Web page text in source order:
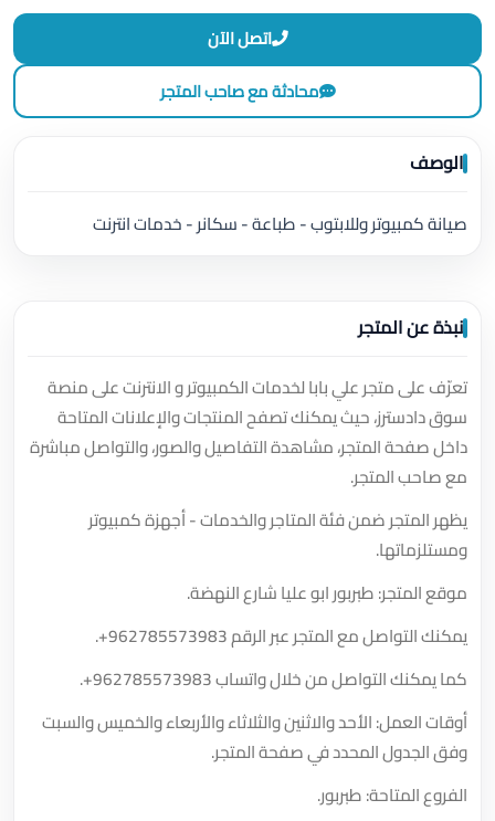
اتصل الآن
محادثة مع صاحب المتجر
الوصف
صيانة كمبيوتر وللابتوب - طباعة - سكانر - خدمات انترنت
نبذة عن المتجر
تعرّف على متجر علي بابا لخدمات الكمبيوتر و الانترنت على منصة
سوق دادسترز، حيث يمكنك تصفح المنتجات والإعلانات المتاحة
داخل صفحة المتجر، مشاهدة التفاصيل والصور، والتواصل مباشرة
مع صاحب المتجر.
يظهر المتجر ضمن فئة المتاجر والخدمات - أجهزة كمبيوتر
ومستلزماتها.
موقع المتجر: طبربور ابو عليا شارع النهضة.
يمكنك التواصل مع المتجر عبر الرقم+962785573983
.
كما يمكنك التواصل من خلال واتساب+962785573983
.
أوقات العمل: الأحد والاثنين والثلاثاء والأربعاء والخميس والسبت
وفق الجدول المحدد في صفحة المتجر.
الفروع المتاحة: طبربور.